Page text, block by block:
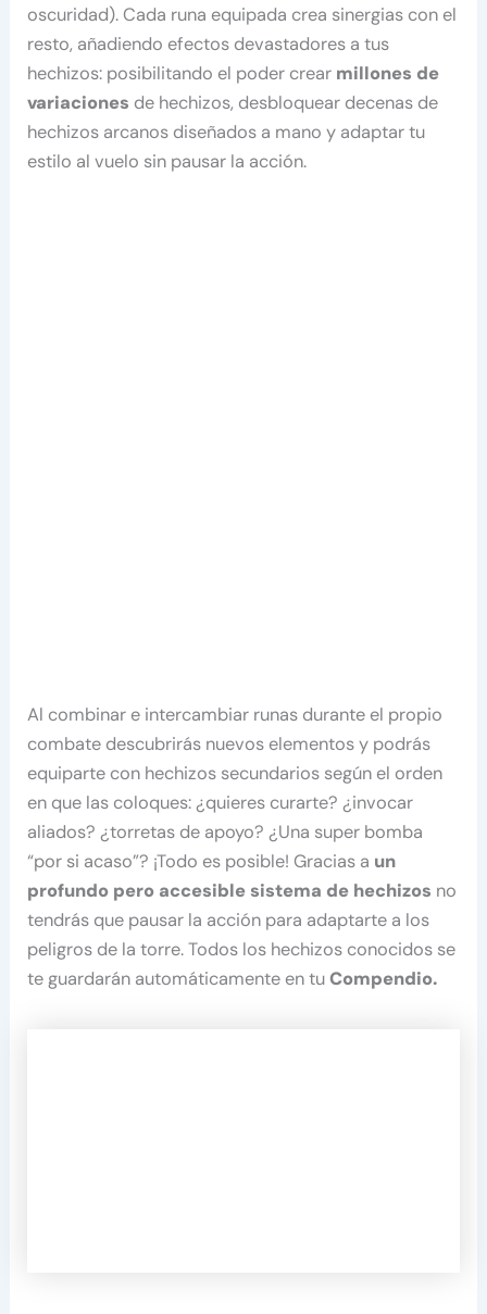
oscuridad). Cada runa equipada crea sinergias con el
resto, añadiendo efectos devastadores a tus
hechizos: posibilitando el poder crear millones de
variaciones de hechizos, desbloquear decenas de
hechizos arcanos diseñados a mano y adaptar tu
estilo al vuelo sin pausar la acción.
Al combinar e intercambiar runas durante el propio
combate descubrirás nuevos elementos y podrás
equiparte con hechizos secundarios según el orden
en que las coloques: ¿quieres curarte? ¿invocar
aliados? ¿torretas de apoyo? ¿Una super bomba
“por si acaso”? ¡Todo es posible! Gracias a un
profundo pero accesible sistema de hechizos no
tendrás que pausar la acción para adaptarte a los
peligros de la torre. Todos los hechizos conocidos se
te guardarán automáticamente en tuCompendio.